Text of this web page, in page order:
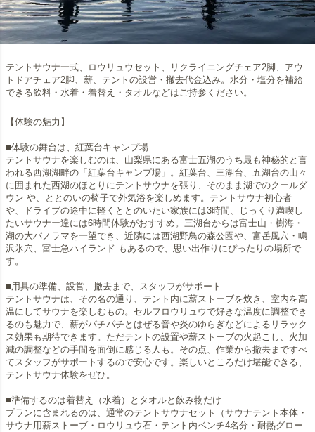
テントサウナ一式、ロウリュウセット、リクライニングチェア2脚、アウ
トドアチェア2脚、薪、テントの設営・撤去代金込み。水分・塩分を補給
できる飲料・水着・着替え・タオルなどはご持参ください。
【体験の魅力】
■体験の舞台は、紅葉台キャンプ場
テントサウナを楽しむのは、山梨県にある富士五湖のうち最も神秘的と言
われる西湖湖畔の「紅葉台キャンプ場」。紅葉台、三湖台、五湖台の山々
に囲まれた西湖のほとりにテントサウナを張り、そのまま湖でのクールダ
ウン や、ととのいの椅子で外気浴を楽しめます。テントサウナ初心者
や、ドライブの途中に軽くととのいたい家族には3時間、じっくり満喫し
たいサウナー達には6時間体験がおすすめ。三湖台からは富士山・樹海・
湖の大パノラマを一望でき、近隣には西湖野鳥の森公園や、富岳風穴・鳴
沢氷穴、富士急ハイランド もあるので、思い出作りにぴったりの場所で
す。
■用具の準備、設営、撤去まで、スタッフがサポート
テントサウナは、その名の通り、テント内に薪ストーブを炊き、室内を高
温にしてサウナを楽しむもの。セルフロウリュウで好きな温度に調整でき
るのも魅力で、薪がパチパチとはぜる音や炎のゆらぎなどによるリラック
ス効果も期待できます。ただテントの設置や薪ストーブの火起こし、火加
減の調整などの手間を面倒に感じる人も。その点、作業から撤去まですべ
てスタッフがサポートするので安心です。楽しいところだけ堪能できる、
テントサウナ体験をぜひ。
■準備するのは着替え（水着）とタオルと飲み物だけ
プランに含まれるのは、通常のテントサウナセット（サウナテント本体・
サウナ用薪ストーブ・ロウリュウ石・テント内ベンチ4名分・耐熱グロー